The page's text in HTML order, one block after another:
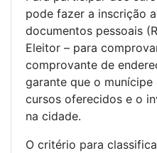
pode fazer a inscrição
documentos pessoais
Eleitor – para
comprovante de
garante que o
cursos oferecidos e o
na cidade.
O critério para